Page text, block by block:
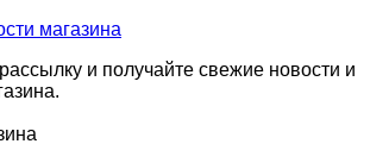
магазина
и получайте свежие новости и